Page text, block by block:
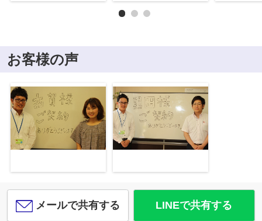
お客様の声
メールで共有する LINEで共有する